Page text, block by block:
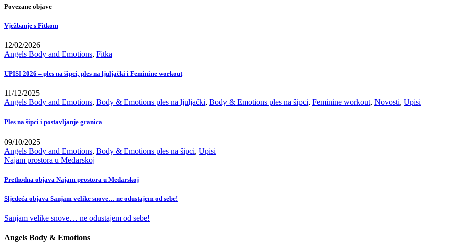
Povezane objave
Vježbanje s Fitkom
12/02/2026
Angels Body and Emotions, Fitka
UPISI 2026 – ples na šipci, ples na ljuljački i Feminine workout
11/12/2025
Angels Body and Emotions, Body & Emotions ples na ljuljački, Body & Emotions ples na šipci, Feminine workout, Novosti, Upisi
Ples na šipci i postavljanje granica
09/10/2025
Angels Body and Emotions, Body & Emotions ples na šipci, Upisi
Najam prostora u Medarskoj
Prethodna objava Najam prostora u Medarskoj
Sljedeća objava Sanjam velike snove… ne odustajem od sebe!
Sanjam velike snove… ne odustajem od sebe!
Angels Body & Emotions